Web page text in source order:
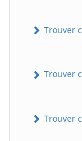
Trouver
Trouver
Trouver